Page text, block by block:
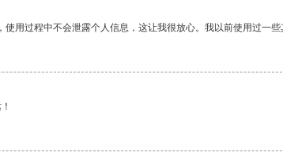
用过程中不会泄露个人信息，这让我很放心。我以前使用过一